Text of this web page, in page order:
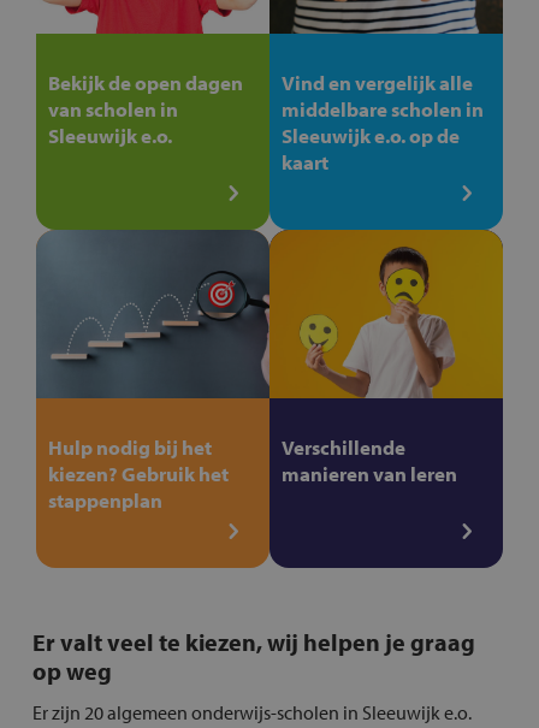
Bekijk de open dagen
van scholen in
Sleeuwijk e.o.
Vind en vergelijk alle
middelbare scholen in
Sleeuwijk e.o. op de
kaart
Hulp nodig bij het
kiezen? Gebruik het
stappenplan
Verschillende
manieren van leren
Er valt veel te kiezen, wij helpen je graag
op weg
Er zijn 20 algemeen onderwijs-scholen in Sleeuwijk e.o.